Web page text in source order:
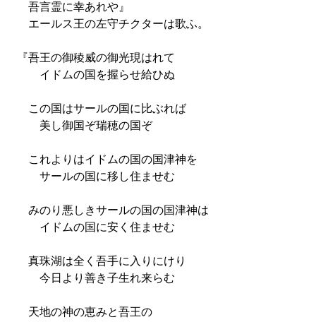
吾言霊に幸あれや』
エールス王の左守チクターは歌ふ。
『吾王の御稜威の御光現はれて
イドムの国を握らせ給ひぬ
この国はサールの国に比ぶれば
美し御国ぞ瑞穂の国ぞ
これよりはイドムの国の国津神を
サールの国に移し住ませむ
みのり悪しきサールの国の国津神は
イドムの国に安く住ませむ
真珠湖は全く吾手に入りにけり
今日より善き子生れ来らむ
天地の神の恵みと吾王の